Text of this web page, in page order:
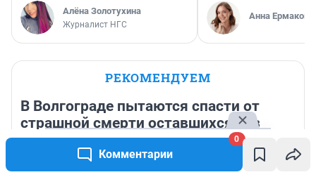
Комментарии
0
Алёна Золотухина
Журналист НГС
Анна Ермакова
РЕКОМЕНДУЕМ
В Волгограде пытаются спасти от
страшной смерти оставшихся без
мамы ежат
15 800